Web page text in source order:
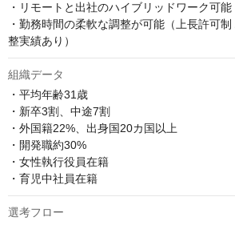
・リモートと出社のハイブリッドワーク可能
・勤務時間の柔軟な調整が可能（上長許可
整実績あり）
組織データ
・平均年齢31歳
・新卒3割、中途7割
・外国籍22%、出身国20カ国以上
・開発職約30%
・女性執行役員在籍
・育児中社員在籍
選考フロー